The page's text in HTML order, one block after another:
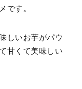
です。
しいお芋がパウ
甘くて美味しい